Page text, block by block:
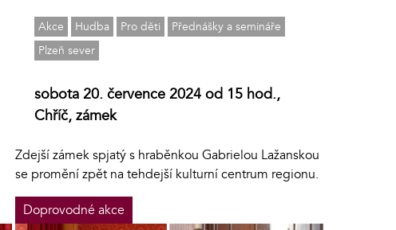
Akce Hudba Pro děti
Přednášky a semináře
Plzeň sever
sobota 20. července 2024 od 15 hod.,
Chříč, zámek
Zdejší zámek spjatý s hraběnkou Gabrielou Lažanskou
se promění zpět na tehdejší kulturní centrum regionu.
Doprovodné akce